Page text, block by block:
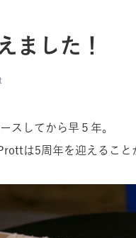
ました！
スしてから早５年。
は5周年を迎えること